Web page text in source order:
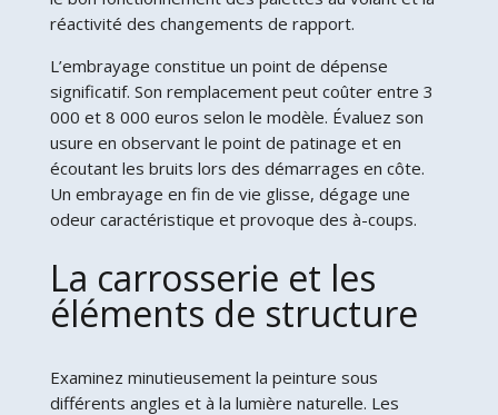
réactivité des changements de rapport.
L’embrayage constitue un point de dépense
significatif. Son remplacement peut coûter entre 3
000 et 8 000 euros selon le modèle. Évaluez son
usure en observant le point de patinage et en
écoutant les bruits lors des démarrages en côte.
Un embrayage en fin de vie glisse, dégage une
odeur caractéristique et provoque des à-coups.
La carrosserie et les
éléments de structure
Examinez minutieusement la peinture sous
différents angles et à la lumière naturelle. Les